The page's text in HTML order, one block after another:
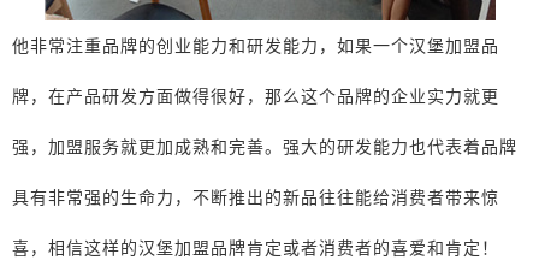
他非常注重品牌的创业能力和研发能力，如果一个汉堡加盟品
牌，在产品研发方面做得很好，那么这个品牌的企业实力就更
强，加盟服务就更加成熟和完善。强大的研发能力也代表着品牌
具有非常强的生命力，不断推出的新品往往能给消费者带来惊
喜，相信这样的汉堡加盟品牌肯定或者消费者的喜爱和肯定！